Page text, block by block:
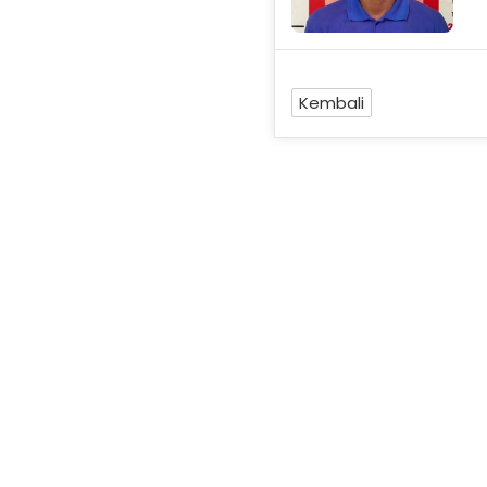
Kembali